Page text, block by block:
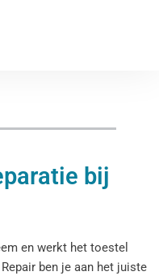
bij
en werkt het toestel
ben je aan het juiste